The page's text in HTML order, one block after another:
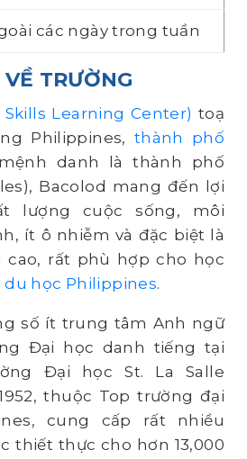
các ngày trong tuần
TRƯỜNG
Skills Learning Center) toạ
Philippines, thành phố
danh là thành phố
Bacolod mang đến lợi
lượng cuộc sống, môi
ít ô nhiễm và đặc biệt là
cao, rất phù hợp cho học
du học Philippines.
số ít trung tâm Anh ngữ
Đại học danh tiếng tại
Đại học St. La Salle
thuộc Top trường đại
cung cấp rất nhiều
thiết thực cho hơn 13,000